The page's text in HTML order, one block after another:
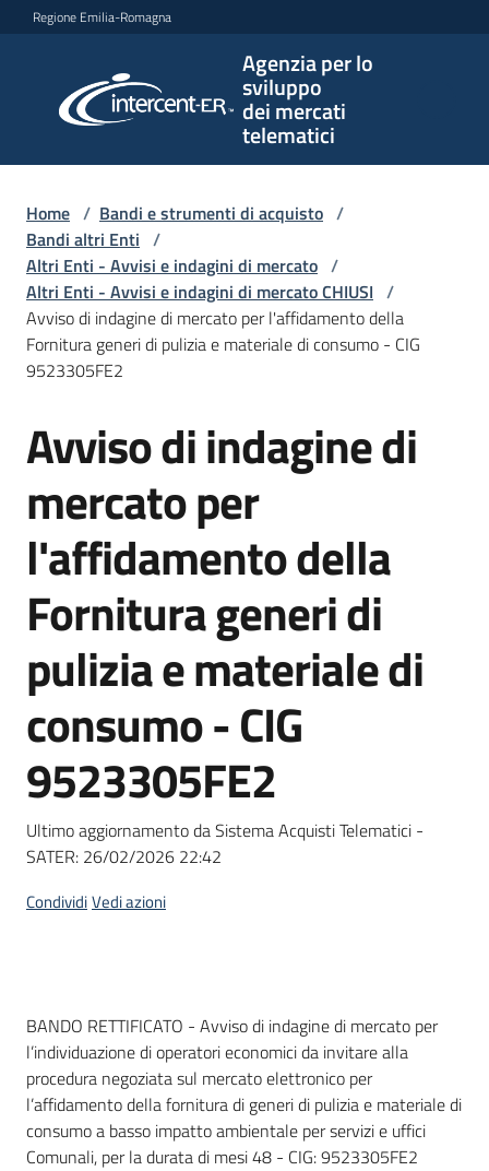
Vai al contenuto
Vai alla navigazione
Vai al footer
Regione Emilia-Romagna
Agenzia per lo
sviluppo
dei mercati
telematici
per lo
sviluppo
telematici
L'Agenzia
e
strumenti
acquisto
Supporto
Piattaforme
telematiche
English
site
su
Home / Bandi e strumenti di acquisto /
Bandi altri Enti /
Altri Enti - Avvisi e indagini di mercato /
Altri Enti - Avvisi e indagini di mercato CHIUSI /
Avviso di indagine di mercato per l'affidamento della
Fornitura generi di pulizia e materiale di consumo - CIG
9523305FE2
Salta al contenuto
Avviso di indagine di
mercato per
l'affidamento della
Fornitura generi di
pulizia e materiale di
consumo - CIG
9523305FE2
Ultimo aggiornamento da Sistema Acquisti Telematici -
SATER: 26/02/2026 22:42
CondividiVedi azioni
Dati del bando
BANDO RETTIFICATO - Avviso di indagine di mercato per
l’individuazione di operatori economici da invitare alla
procedura negoziata sul mercato elettronico per
l’affidamento della fornitura di generi di pulizia e materiale di
consumo a basso impatto ambientale per servizi e uffici
Comunali, per la durata di mesi 48 - CIG: 9523305FE2